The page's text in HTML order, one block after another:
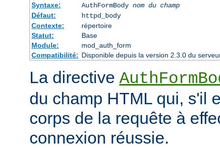
Syntaxe:
AuthFormBody nom du champ
Défaut:
httpd_body
Contexte:
répertoire
Statut:
Base
Module:
mod_auth_form
Compatibilité: Disponible depuis la version 2.3.0 du
La directive
du champ HTML qui, s'il
corps de la requête à
connexion réussie.